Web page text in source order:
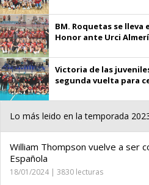
BM. Roquetas se lleva
Honor ante Urci
Victoria de las
segunda vuelta para
Lo más leido en la temporada
William Thompson vuelve a ser
Española
18/01/2024 | 3830 lecturas